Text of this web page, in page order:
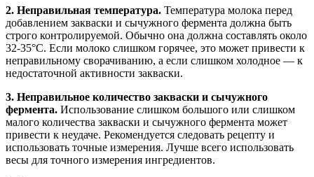
2. Неправильная температура. Температура молока перед
добавлением закваски и сычужного фермента должна быть
строго контролируемой. Обычно она должна составлять около
32-35°C. Если молоко слишком горячее, это может привести к
неправильному сворачиванию, а если слишком холодное — к
недостаточной активности закваски.
3. Неправильное количество закваски и сычужного
фермента. Использование слишком большого или слишком
малого количества закваски и сычужного фермента может
привести к неудаче. Рекомендуется следовать рецепту и
использовать точные измерения. Лучше всего использовать
весы для точного измерения ингредиентов.